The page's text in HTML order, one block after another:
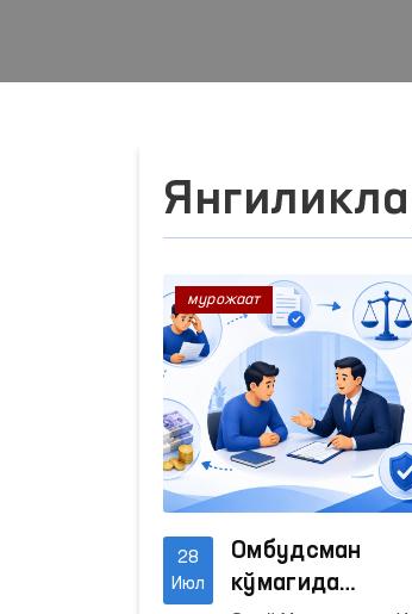
28
Июл
Омбудсман
кўмагида
мурожаат